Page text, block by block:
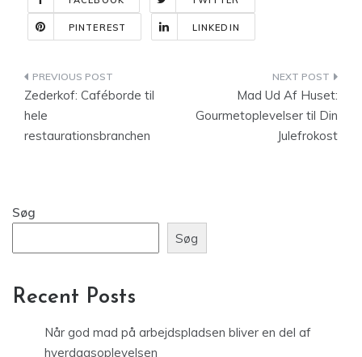
PINTEREST LINKEDIN
Indlægsnavigation
Zederkof: Caféborde til
hele
restaurationsbranchen
Mad Ud Af Huset:
Gourmetoplevelser til Din
Julefrokost
Søg
Søg
Recent Posts
Når god mad på arbejdspladsen bliver en del af
hverdagsoplevelsen